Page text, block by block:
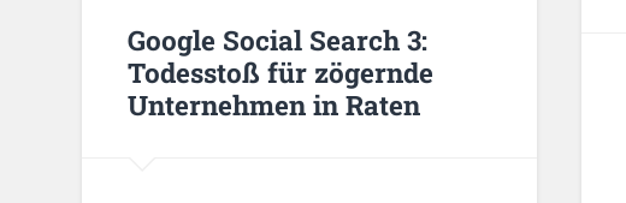
Google Social Search 3:
Todesstoß für zögernde
Unternehmen in Raten